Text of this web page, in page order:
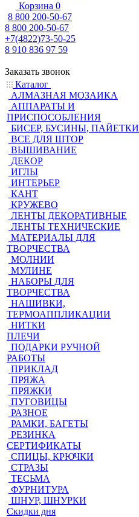
Корзина 0
8 800 200-50-67
8 800 200-50-67
+7(4822)73-50-25
8 910 836 97 59
Заказать звонок
Каталог
АЛМАЗНАЯ МОЗАИКА
АППАРАТЫ И
ПРИСПОСОБЛЕНИЯ
БИСЕР, БУСИНЫ, ПАЙЕТКИ
ВСЕ ДЛЯ ШТОР
ВЫШИВАНИЕ
ДЕКОР
ИГЛЫ
ИНТЕРЬЕР
КАНТ
КРУЖЕВО
ЛЕНТЫ ДЕКОРАТИВНЫЕ
ЛЕНТЫ ТЕХНИЧЕСКИЕ
МАТЕРИАЛЫ ДЛЯ
ТВОРЧЕСТВА
МОЛНИИ
МУЛИНЕ
НАБОРЫ ДЛЯ
ТВОРЧЕСТВА
НАШИВКИ,
ТЕРМОАППЛИКАЦИИ
НИТКИ
ПЛЕЧИ
ПОДАРКИ РУЧНОЙ
РАБОТЫ
ПРИКЛАД
ПРЯЖА
ПРЯЖКИ
ПУГОВИЦЫ
РАЗНОЕ
РАМКИ, БАГЕТЫ
РЕЗИНКА
СЕРТИФИКАТЫ
СПИЦЫ, КРЮЧКИ
СТРАЗЫ
ТЕСЬМА
ФУРНИТУРА
ШНУР, ШНУРКИ
Скидки дня